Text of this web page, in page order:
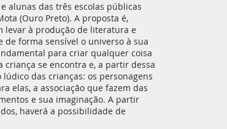
alunas das três escolas públicas
(Ouro Preto). A proposta é,
levar à produção de literatura e
forma sensível o universo à sua
para criar qualquer coisa
criança se encontra e, a partir dessa
das crianças: os personagens
elas, a associação que fazem das
e sua imaginação. A partir
haverá a possibilidade de